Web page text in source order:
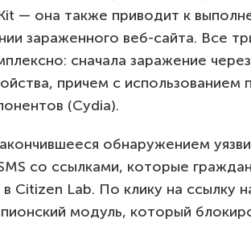
— она также приводит к
зараженного веб-сайта. Все
сначала заражение
причем с использованием
(Cydia).
обнаружением
со ссылками, которые
Citizen Lab. По клику на ссылку
модуль, который